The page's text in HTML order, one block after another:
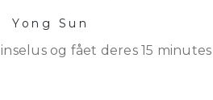
Yong Sun
og fået deres 15 minutes